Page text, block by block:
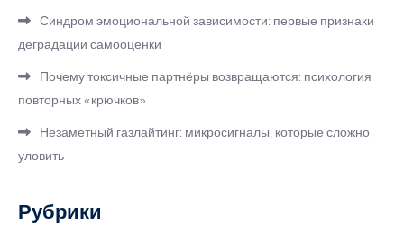
Синдром эмоциональной зависимости: первые признаки
деградации самооценки
Почему токсичные партнёры возвращаются: психология
повторных «крючков»
Незаметный газлайтинг: микросигналы, которые сложно
уловить
Рубрики